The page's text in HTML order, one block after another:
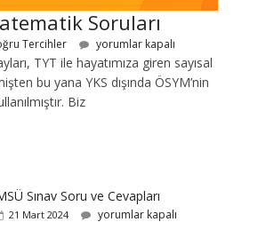
Soruları
Tercihler yorumlar kapalı
TYT ile hayatımıza giren sayısal
bu yana YKS dışında ÖSYM’nin
Biz
Sınav Soru ve Cevapları
21 Mart 2024 yorumlar kapalı